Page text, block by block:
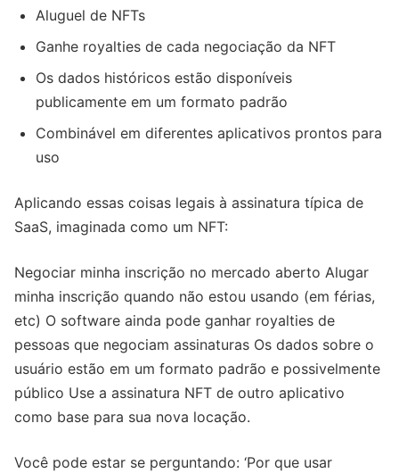
Aluguel de NFTs
Ganhe royalties de cada negociação da NFT
Os dados históricos estão disponíveis
publicamente em um formato padrão
Combinável em diferentes aplicativos prontos para
uso
Aplicando essas coisas legais à assinatura típica de
SaaS, imaginada como um NFT:
Negociar minha inscrição no mercado aberto Alugar
minha inscrição quando não estou usando (em férias,
etc) O software ainda pode ganhar royalties de
pessoas que negociam assinaturas Os dados sobre o
usuário estão em um formato padrão e possivelmente
público Use a assinatura NFT de outro aplicativo
como base para sua nova locação.
Você pode estar se perguntando: ‘Por que usar